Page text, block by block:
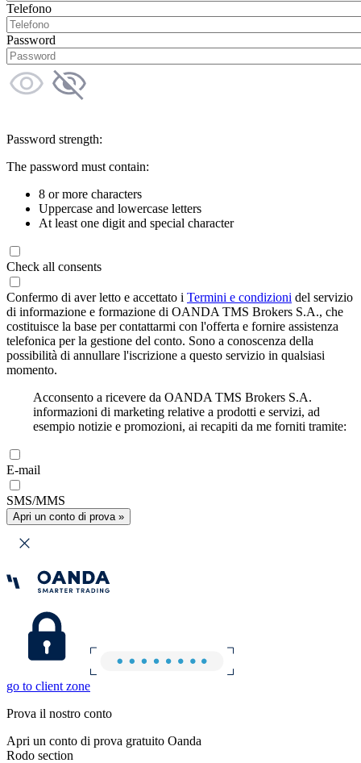
Telefono
Password
Password strength:
The password must contain:
8 or more characters
Uppercase and lowercase letters
At least one digit and special character
Check all consents
Confermo di aver letto e accettato i Termini e condizioni del servizio
di informazione e formazione di OANDA TMS Brokers S.A., che
costituisce la base per contattarmi con l'offerta e fornire assistenza
telefonica per la gestione del conto. Sono a conoscenza della
possibilità di annullare l'iscrizione a questo servizio in qualsiasi
momento.
Acconsento a ricevere da OANDA TMS Brokers S.A.
informazioni di marketing relative a prodotti e servizi, ad
esempio notizie e promozioni, ai recapiti da me forniti tramite:
E-mail
SMS/MMS
Apri un conto di prova »
go to client zone
Prova il nostro conto
Apri un conto di prova gratuito Oanda
Rodo section